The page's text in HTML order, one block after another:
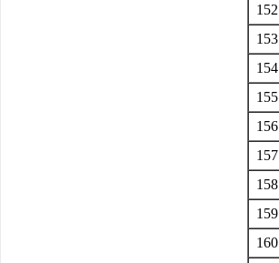
152
153
154
155
156
157
158
159
160